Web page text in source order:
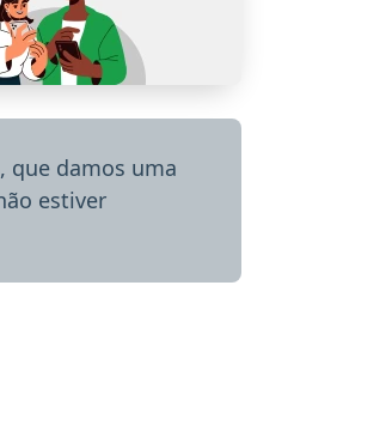
que damos uma
estiver